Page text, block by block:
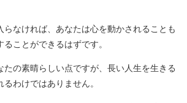
らなければ、あなたは心を動かされることも
ことができるはずです。
たの素晴らしい点ですが、長い人生を生きる
わけではありません。